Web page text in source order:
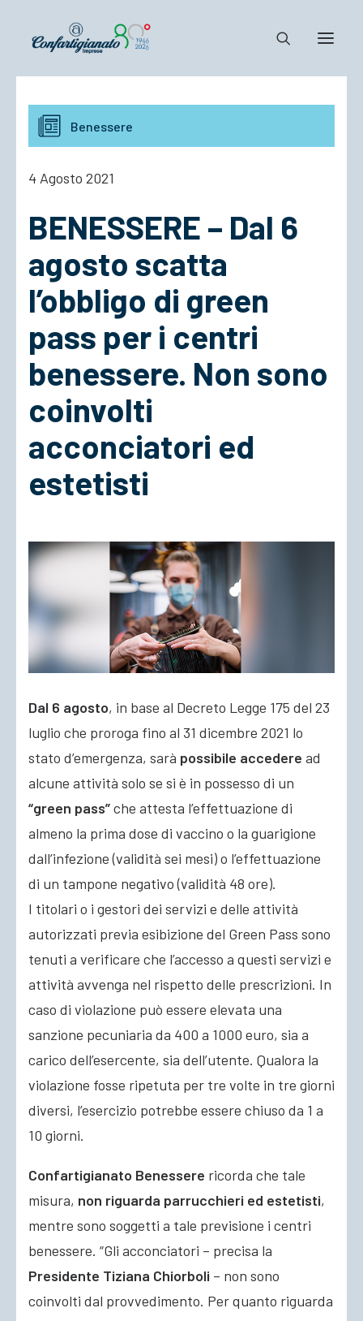
Notizie e Documenti
Confartigianato
Cosa Facciamo
ACCEDI
Benessere
4 Agosto 2021
BENESSERE – Dal 6
agosto scatta
l’obbligo di green
pass per i centri
benessere. Non sono
coinvolti
acconciatori ed
estetisti
Dal 6 agosto, in base al Decreto Legge 175 del 23
luglio che proroga fino al 31 dicembre 2021 lo
stato d’emergenza, sarà possibile accedere ad
alcune attività solo se si è in possesso di un
“green pass”che attesta l’effettuazione di
almeno la prima dose di vaccino o la guarigione
dall’infezione (validità sei mesi) o l’effettuazione
di un tampone negativo (validità 48 ore).
I titolari o i gestori dei servizi e delle attività
autorizzati previa esibizione del Green Pass sono
tenuti a verificare che l’accesso a questi servizi e
attività avvenga nel rispetto delle prescrizioni. In
caso di violazione può essere elevata una
sanzione pecuniaria da 400 a 1000 euro, sia a
carico dell’esercente, sia dell’utente. Qualora la
violazione fosse ripetuta per tre volte in tre giorni
diversi, l’esercizio potrebbe essere chiuso da 1 a
10 giorni.
Confartigianato Benessere ricorda che tale
misura, non riguarda parrucchieri ed estetisti,
mentre sono soggetti a tale previsione i centri
benessere. “Gli acconciatori – precisa la
Presidente Tiziana Chiorboli – non sono
coinvolti dal provvedimento. Per quanto riguarda